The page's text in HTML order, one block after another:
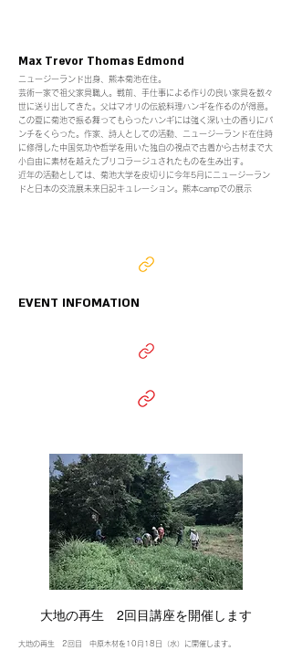
Max Trevor Thomas Edmond
ニュージーランド出身、熊本菊池在住。
芸術一家で祖父家具職人。戦前、手仕事による作りの良い家具を数々
世に送り出してきた。父はマオリの伝統料理ハンギを作るのが得意。
この夏に菊池で振る舞ってもらったハンギには強く深い土の香りにパ
ンチをくらった。作家、詩人としての活動、ニュージーランド在住時
に修得した中国気功や哲学を用いた独自の視点で古着から古材まで大
小自由に素材を越えたブリコラージュされたものを生み出す。
近年の活動としては、菊池大学を皮切りに今年5月にニュージーラン
ドと日本の交流展未来日記キュレーション。熊本campでの展示
​EVENT INFOMATION
大地の再生 2回目講座を開催します
大地の再生 2回目 中原木材を10月18日（水）に開催します。